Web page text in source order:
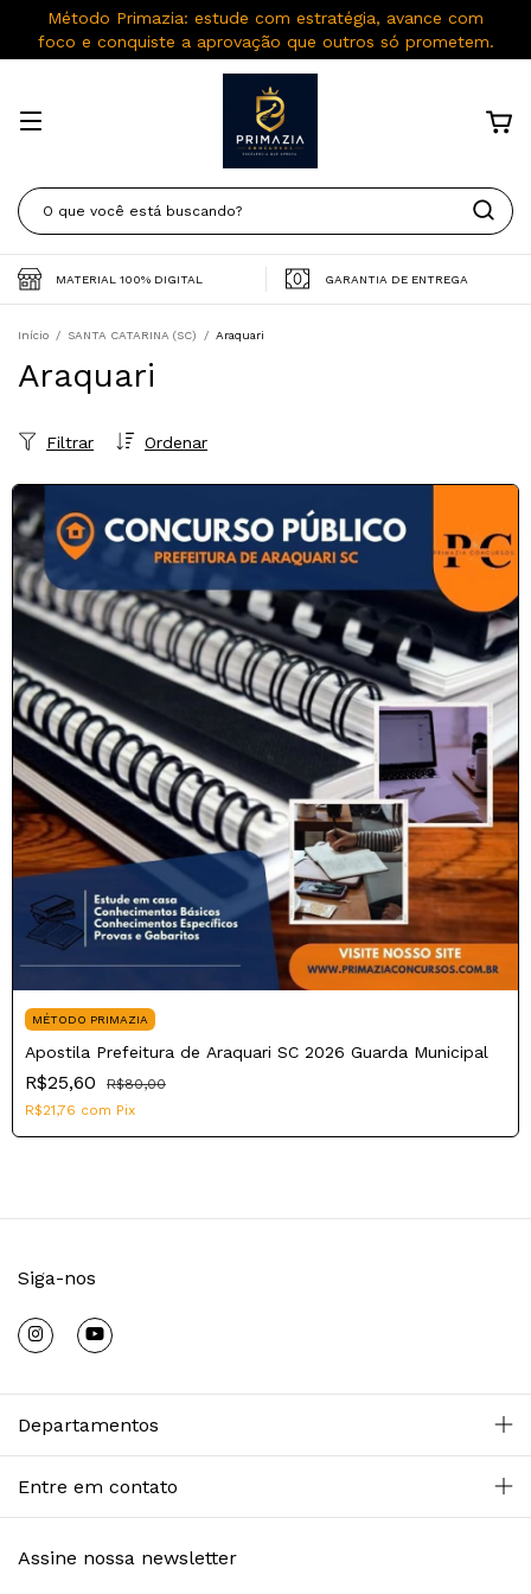
Método Primazia: estude com estratégia, avance com
foco e conquiste a aprovação que outros só prometem.
MATERIAL 100% DIGITAL GARANTIA DE ENTREGA
Início / SANTA CATARINA (SC) / Araquari
Araquari
Ordenar
Filtrar
MÉTODO PRIMAZIA
Apostila Prefeitura de Araquari SC 2026 Guarda Municipal
R$25,60
R$80,00
R$21,76 com Pix
Siga-nos
Departamentos
Entre em contato
Assine nossa newsletter